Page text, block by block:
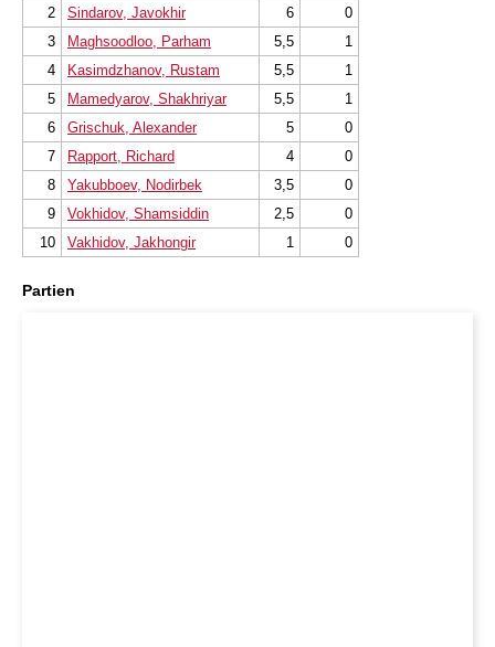
2
Sindarov, Javokhir 6
0
3
Maghsoodloo, Parham 5,5
1
4
Kasimdzhanov, Rustam 5,5
1
5
Mamedyarov, Shakhriyar 5,5
1
6
Grischuk, Alexander 5
0
7
Rapport, Richard 4
0
8
Yakubboev, Nodirbek 3,5
0
9
Vokhidov, Shamsiddin 2,5
0
10
Vakhidov, Jakhongir 1 0
Partien